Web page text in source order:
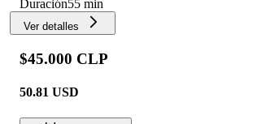
Duración55 min
Ver detalles
$45.000 CLP
50.81 USD